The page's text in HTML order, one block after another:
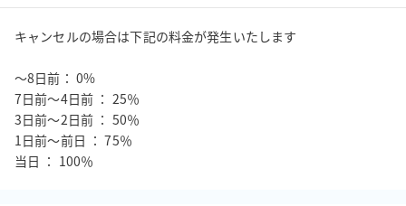
キャンセルの場合は下記の料金が発生いたします
〜8日前： 0%
7日前〜4日前 ： 25％
3日前〜2日前 ： 50％
1日前〜前日 ： 75％
当日 ： 100％